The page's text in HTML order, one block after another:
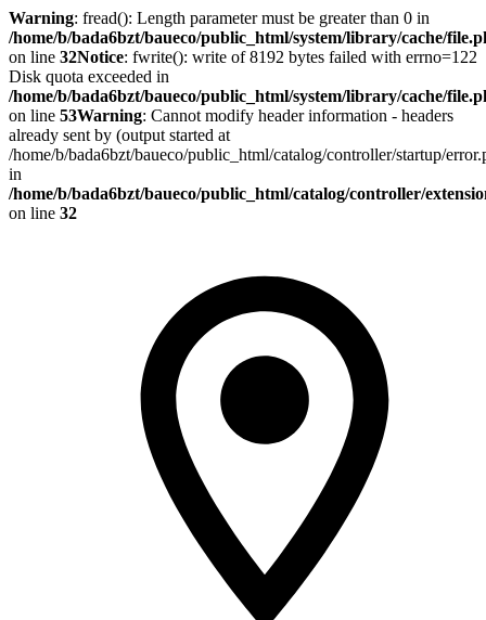
Warning: fread(): Length parameter must be greater than 0 in
/home/b/bada6bzt/baueco/public_html/system/library/cache/
on line 32Notice: fwrite(): write of 8192 bytes failed with errno=122
Disk quota exceeded in
/home/b/bada6bzt/baueco/public_html/system/library/cache/
on line 53Warning: Cannot modify header information - headers
already sent by (output started at
/home/b/bada6bzt/baueco/public_html/catalog/controller/startup/
in
/home/b/bada6bzt/baueco/public_html/catalog/controller/
on line 32